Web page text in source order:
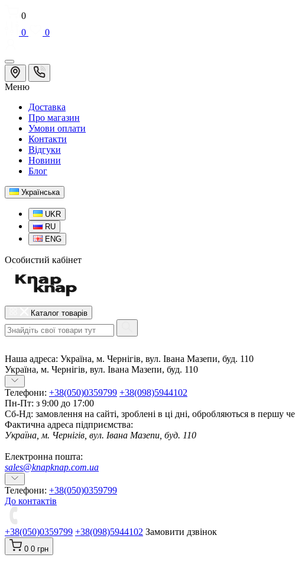
0
0
0
Меню
Доставка
Про магазин
Умови оплати
Контакти
Відгуки
Новини
Блог
Українська
UKR
RU
ENG
Особистий кабінет
Каталог товарів
Наша адреса: Україна, м. Чернігів, вул. Івана Мазепи, буд. 110
Україна, м. Чернігів, вул. Івана Мазепи, буд. 110
Телефони: +38(050)0359799 +38(098)5944102
Пн-Пт: з 9:00 до 17:00
Сб-Нд: замовлення на сайті, зроблені в ці дні, обробляються в першу
Фактична адреса підприємства:
Україна, м. Чернігів, вул. Івана Мазепи, буд. 110
Електронна пошта:
sales@knapknap.com.ua
Телефони: +38(050)0359799
До контактів
+38(050)0359799 +38(098)5944102 Замовити дзвінок
0 0 грн